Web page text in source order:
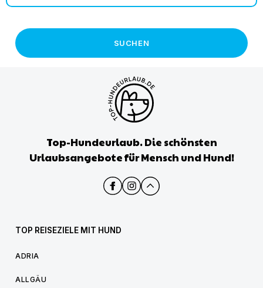
SUCHEN
Top-Hundeurlaub. Die schönsten
Urlaubsangebote für Mensch und Hund!
TOP REISEZIELE MIT HUND
ADRIA
ALLGÄU